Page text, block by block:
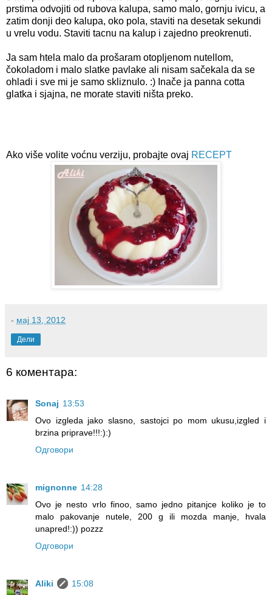
prstima odvojiti od rubova kalupa, samo malo, gornju ivicu, a
zatim donji deo kalupa, oko pola, staviti na desetak sekundi
u vrelu vodu. Staviti tacnu na kalup i zajedno preokrenuti.
Ja sam htela malo da prošaram otopljenom nutellom,
čokoladom i malo slatke pavlake ali nisam sačekala da se
ohladi i sve mi je samo skliznulo. :) Inače ja panna cotta
glatka i sjajna, ne morate staviti ništa preko.
Ako više volite voćnu verziju, probajte ovaj RECEPT
- мај 13, 2012
Дели
6 коментара:
Sonaj 13:53
Ovo izgleda jako slasno, sastojci po mom ukusu,izgled i
brzina priprave!!!:):)
Одговори
mignonne 14:28
Ovo je nesto vrlo finoo, samo jedno pitanjce koliko je to
malo pakovanje nutele, 200 g ili mozda manje, hvala
unapred!:)) pozzz
Одговори
Aliki
15:08